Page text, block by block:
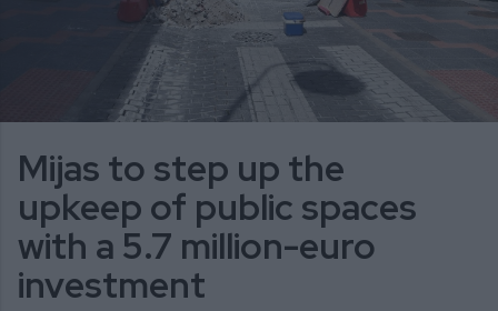
Mijas to step up the
upkeep of public spaces
with a 5.7 million-euro
investment